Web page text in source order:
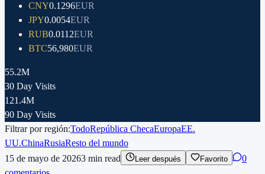
CNY0.1296EUR
JPY0.0054EUR
RUB0.0112EUR
BTC56,980EUR
55.2M
30 Day Visits
121.4M
90 Day Visits
Filtrar por región:TodoRepública ChecaEuropaEE.
UU.ChinaRusiaResto del mundo
15 de mayo de 20263 min read Leer después Favorito
0